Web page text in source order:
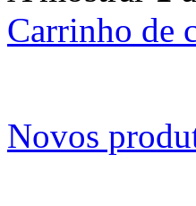
Carrinho de
Novos